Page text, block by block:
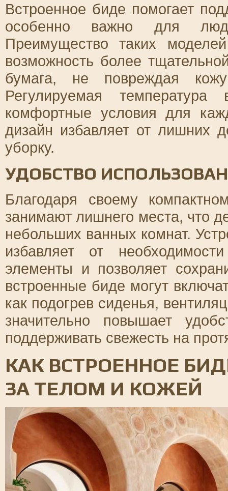
Встроенное биде помогает
особенно важно для
Преимущество таких
возможность более
бумага, не повреждая
Регулируемая
комфортные условия для
дизайн избавляет от лишних
уборку.
УДОБСТВО
Благодаря своему
занимают лишнего места, что
небольших ванных комнат.
избавляет от
элементы и позволяет
встроенные биде могут
как подогрев сиденья,
значительно повышает
поддерживать свежесть на
КАК ВСТРОЕННОЕ
ЗА ТЕЛОМ И КОЖЕЙ